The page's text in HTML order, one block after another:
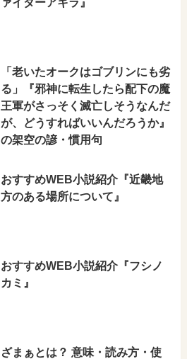
「老いたオークはゴブリンにも劣
る」『邪神に転生したら配下の魔
王軍がさっそく滅亡しそうなんだ
が、どうすればいいんだろうか』
の架空の諺・慣用句
おすすめWEB小説紹介『近畿地
方のある場所について』
おすすめWEB小説紹介『フシノ
カミ』
ざまぁとは？ 意味・読み方・使